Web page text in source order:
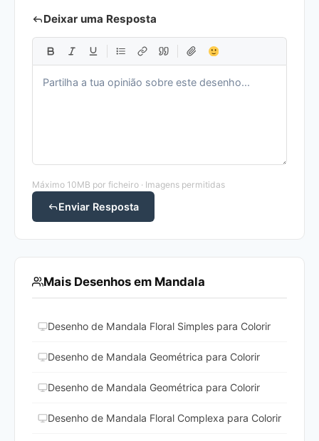
Deixar uma Resposta
Máximo 10MB por ficheiro · Imagens permitidas
Enviar Resposta
Mais Desenhos em Mandala
Desenho de Mandala Floral Simples para Colorir
Desenho de Mandala Geométrica para Colorir
Desenho de Mandala Geométrica para Colorir
Desenho de Mandala Floral Complexa para Colorir